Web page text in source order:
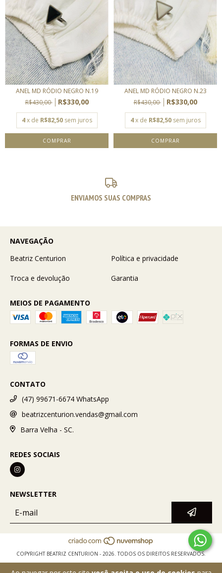
ANEL MD RÓDIO NEGRO N.19
R$430,00
R$330,00
4 x de R$82,50 sem juros
ANEL MD RÓDIO NEGRO N.23
R$430,00
R$330,00
4 x de R$82,50 sem juros
ENVIAMOS SUAS COMPRAS
NAVEGAÇÃO
Beatriz Centurion
Política e privacidade
Troca e devolução Garantia
MEIOS DE PAGAMENTO
FORMAS DE ENVIO
CONTATO
(47) 99671-6674 WhatsApp
beatrizcenturion.vendas@gmail.com
Barra Velha - SC.
REDES SOCIAIS
NEWSLETTER
COPYRIGHT BEATRIZ CENTURION - 2026. TODOS OS DIREITOS RESERVADOS.